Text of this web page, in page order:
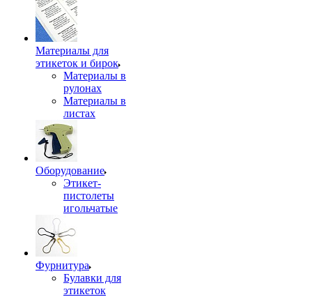
Материалы для
этикеток и бирок
Материалы в
рулонах
Материалы в
листах
Оборудование
Этикет-
пистолеты
игольчатые
Фурнитура
Булавки для
этикеток